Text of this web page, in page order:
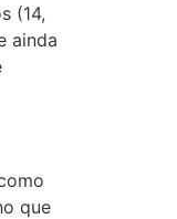
(14,
ainda
que